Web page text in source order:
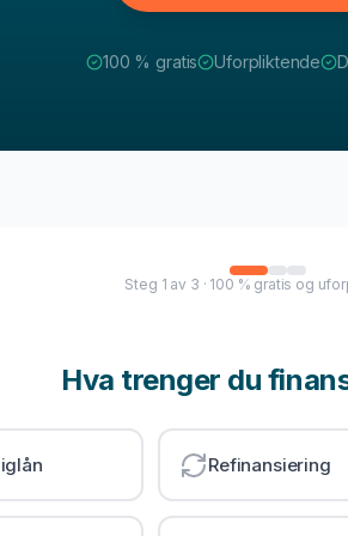
100 % gratis Uforpliktende
Steg 1 av 3 · 100 % gratis og
Hva trenger du
Refinansiering